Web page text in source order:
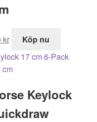
kr
nuvarande
priset
är:
185,00 kr.
Köp nu
Keylock